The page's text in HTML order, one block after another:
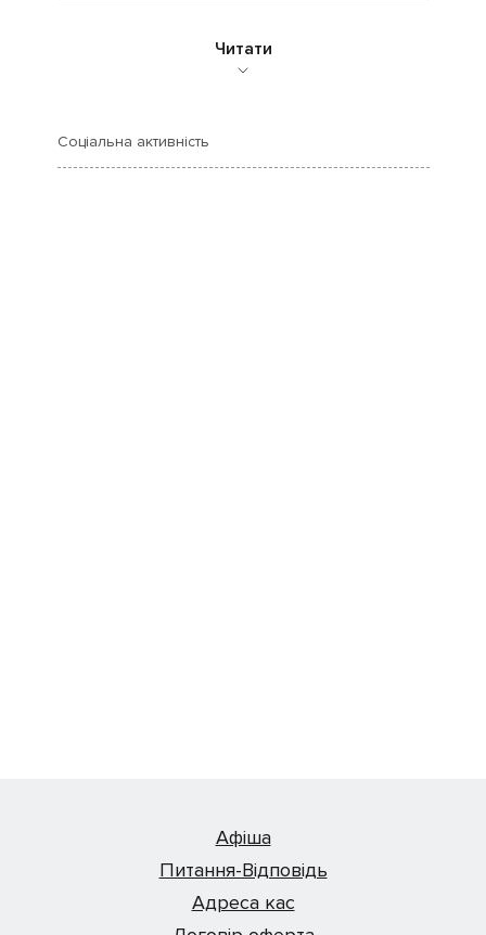
Читати
Соціальна активність
Афіша
Питання-Відповідь
Адреса кас